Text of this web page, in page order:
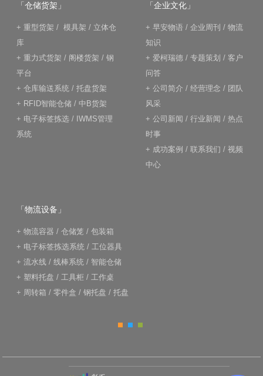
「仓储货架」
+ 重型货架 / 模具架 / 立体仓
库
+ 重力式货架 / 阁楼货架 / 钢
平台
+ 仓库输送系统 / 托盘货架
+ RFID智能仓储 / 中B货架
+ 电子标签拣选 / IWMS管理
系统
「企业文化」
+ 早安物语 / 企业周刊 / 物流
知识
+ 爱柯瑞德 / 专题策划 / 客户
问答
+ 公司简介 / 经营理念 / 团队
风采
+ 公司新闻 / 行业新闻 / 热点
时事
+ 成功案例 / 联系我们 / 视频
中心
「物流设备」
+ 物流容器 / 仓储笼 / 包装箱
+ 电子标签拣选系统 / 工位器具
+ 流水线 / 线棒系统 / 智能仓储
+ 塑料托盘 / 工具柜 / 工作桌
+ 周转箱 / 零件盒 / 钢托盘 / 托盘